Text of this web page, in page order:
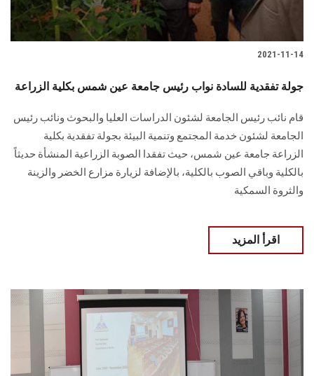
الدراسات العليا
الزائـرون
سجل الان
2021-11-14
جولة تفقدية للسادة نواب رئيس جامعة عين شمس بكلية الزراعة
قام نائب رئيس الجامعة لشئون الدراسات العليا والبحوث ونائب رئيس
الجامعة لشئون خدمة المجتمع وتنمية البيئة بجولة تفقدية بكلية
الزراعة جامعة عين شمس، حيث تفقدا الصوبة الزراعية المنشأة حديثاً
بالكلية وباقي الصوب بالكلية، بالإضافة لزيارة مزارع الخضر والزينة
والثروة السمكية
اقرأ المزيد